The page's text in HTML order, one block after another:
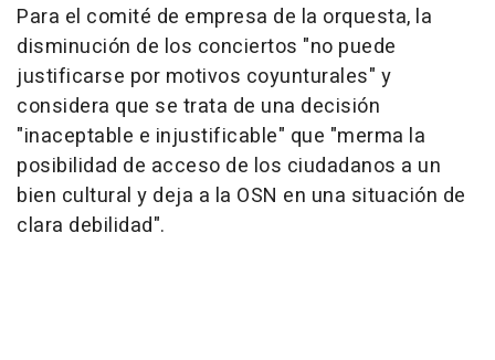
Para el comité de empresa de la orquesta, la
disminución de los conciertos "no puede
justificarse por motivos coyunturales" y
considera que se trata de una decisión
"inaceptable e injustificable" que "merma la
posibilidad de acceso de los ciudadanos a un
bien cultural y deja a la OSN en una situación de
clara debilidad".